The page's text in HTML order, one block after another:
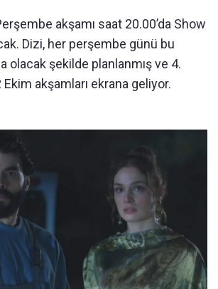
akşamı saat 20.00’da Show
Dizi, her perşembe günü bu
olacak şekilde planlanmış ve 4.
akşamları ekrana geliyor.